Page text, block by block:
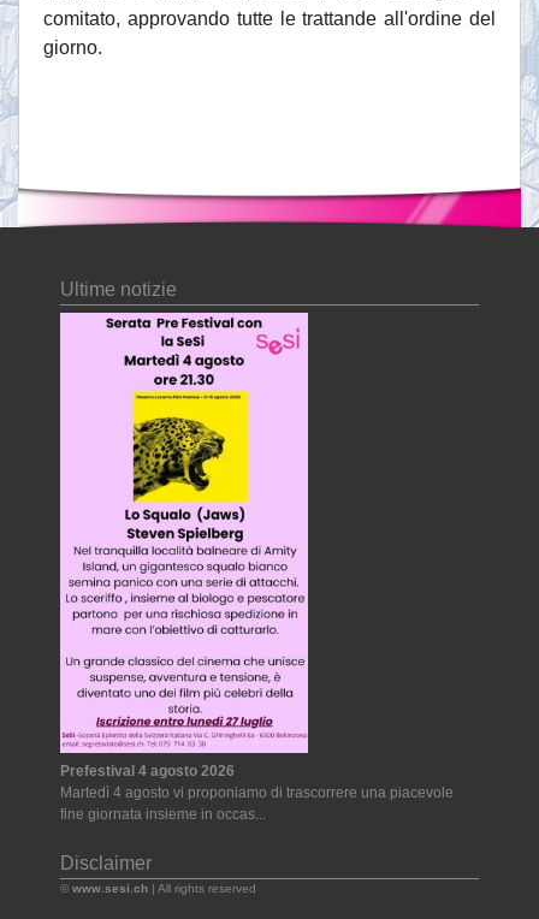
comitato, approvando tutte le trattande all'ordine del
giorno.
Ultime notizie
Prefestival 4 agosto 2026
Martedì 4 agosto vi proponiamo di trascorrere una piacevole
fine giornata insieme in occas...
Disclaimer
© www.sesi.ch | All rights reserved